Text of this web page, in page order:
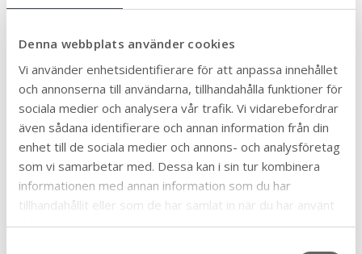
Denna webbplats använder cookies
Vi använder enhetsidentifierare för att anpassa innehållet
och annonserna till användarna, tillhandahålla funktioner för
sociala medier och analysera vår trafik. Vi vidarebefordrar
även sådana identifierare och annan information från din
enhet till de sociala medier och annons- och analysföretag
som vi samarbetar med. Dessa kan i sin tur kombinera
informationen med annan information som du har
tillhandahållit eller som de har samlat in när du har använt
deras tjänster.
Socialnämndens reglemente
Tekniska nämndens reglemente
Valnämndens reglemente
Nämndernas presidium
Nämndens ledning kallas presidium och består av
nämndens ordförande, första vice ordförande och